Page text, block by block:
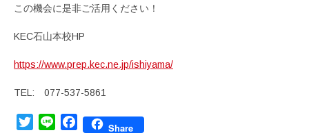
この機会に是非ご活用ください！
KEC石山本校HP
https://www.prep.kec.ne.jp/ishiyama/
TEL: 077-537-5861
TwitterLine FacebookShare